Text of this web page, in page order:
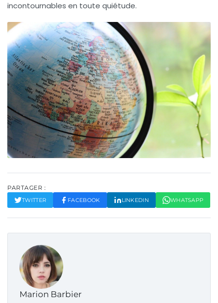
incontournables en toute quiétude.
PARTAGER :
TWITTER FACEBOOK LINKEDIN WHATSAPP
Marion Barbier